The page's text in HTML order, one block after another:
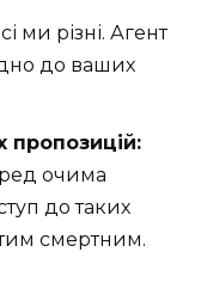
ми різні. Агент
до ваших
пропозицій:
очима
до таких
смертним.